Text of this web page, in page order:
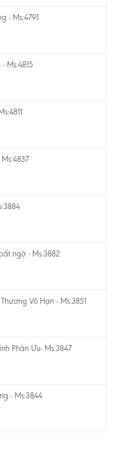
- Ms:4791
Ms:4815
ngờ - Ms:3882
Vô Hạn - Ms:3851
Phân Ưu- Ms:3847
- Ms:3844